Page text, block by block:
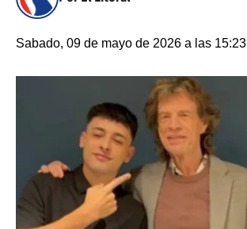
Sabado, 09 de mayo de 2026 a las 15:23